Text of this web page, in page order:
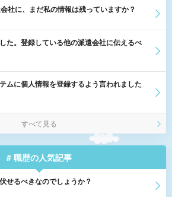
社に、まだ私の情報は残っていますか？
た。登録している他の派遣会社に伝えるべ
ムに個人情報を登録するよう言われました
すべて見る
# 職歴の人気記事
せるべきなのでしょうか？